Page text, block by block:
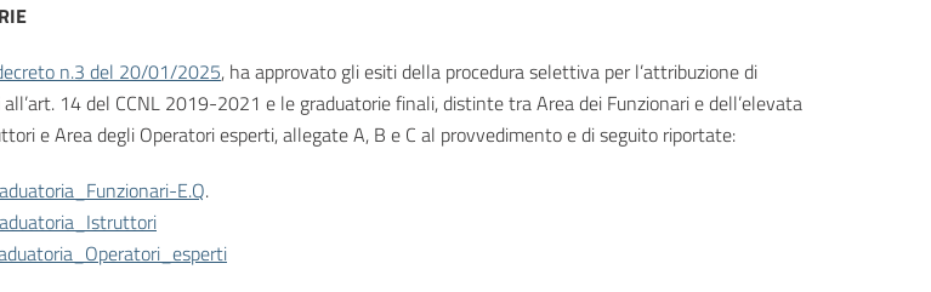
n.3 del 20/01/2025, ha approvato gli esiti della procedura selettiva per l’attribuzione di
all’art. 14 del CCNL 2019-2021 e le graduatorie finali, distinte tra Area dei Funzionari e dell’elevata
e Area degli Operatori esperti, allegate A, B e C al provvedimento e di seguito riportate:
E.Q.